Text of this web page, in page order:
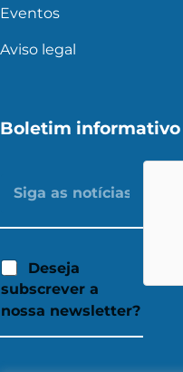
Eventos
Aviso legal
Boletim informativo
Deseja
subscrever a
nossa newsletter?